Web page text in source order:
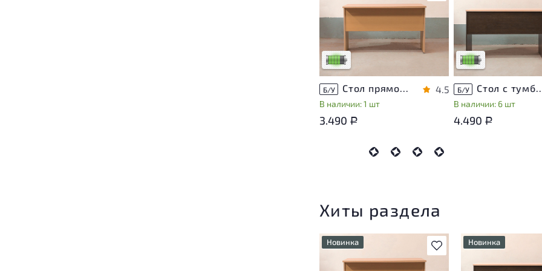
У товара присутствуют
незначительные следы
на удобство его
использования
Низкая степень износа
Б/У Стол прямоугольный ЛДСП Ольха
В наличии: 1 шт
4.5
3.490 Р
незначительные следы
эксплуатации, не
Низкая степень
Б/У Стол с
В наличии: 6 шт
4.490 Р
Хиты раздела
В избранное
Новинка
У товара присутствуют
незначительные следы
Новинка
незначительные